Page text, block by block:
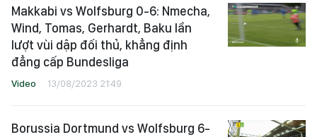
Makkabi vs Wolfsburg 0-6: Nmecha,
Wind, Tomas, Gerhardt, Baku lần
lượt vùi dập đối thủ, khẳng định
đẳng cấp Bundesliga
Video 13/08/2023 21:49
Borussia Dortmund vs Wolfsburg 6-